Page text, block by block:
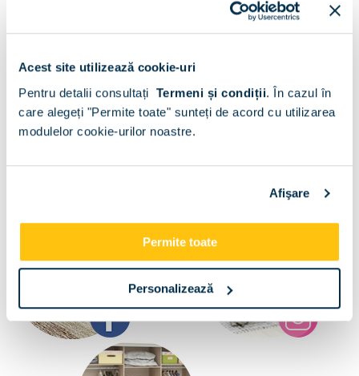
Acest site utilizează cookie-uri
Pentru detalii consultați Termeni și condiții. În cazul în
care alegeți "Permite toate" sunteți de acord cu utilizarea
modulelor cookie-urilor noastre.
Afişare
Permite toate
Personalizează
Ce vei primi în newsletter?
Informatii despre campaniile curente și oferte
Oferte speciale pentru abonatii la newsletter
Cataloage inspirationale
Concursuri, ghiduri și articole cu sfaturi utile
Fii mereu la curent cu noutatile TAMOS!